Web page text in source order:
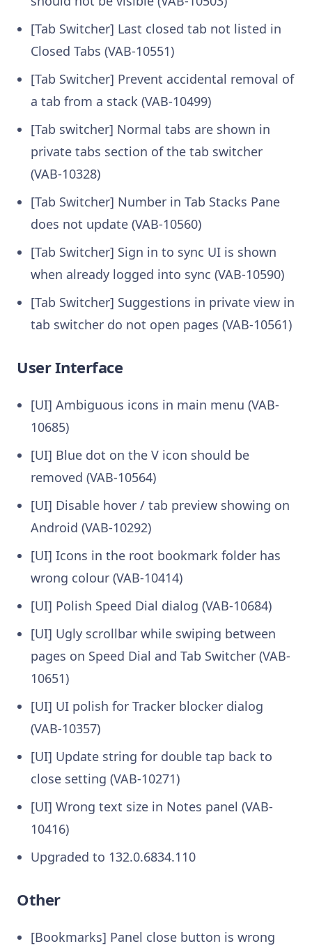
[Tab Switcher] Last closed tab not listed in
Closed Tabs (VAB-10551)
[Tab Switcher] Prevent accidental removal of
a tab from a stack (VAB-10499)
[Tab switcher] Normal tabs are shown in
private tabs section of the tab switcher
(VAB-10328)
[Tab Switcher] Number in Tab Stacks Pane
does not update (VAB-10560)
[Tab Switcher] Sign in to sync UI is shown
when already logged into sync (VAB-10590)
[Tab Switcher] Suggestions in private view in
tab switcher do not open pages (VAB-10561)
User Interface
[UI] Ambiguous icons in main menu (VAB-
10685)
[UI] Blue dot on the V icon should be
removed (VAB-10564)
[UI] Disable hover / tab preview showing on
Android (VAB-10292)
[UI] Icons in the root bookmark folder has
wrong colour (VAB-10414)
[UI] Polish Speed Dial dialog (VAB-10684)
[UI] Ugly scrollbar while swiping between
pages on Speed Dial and Tab Switcher (VAB-
10651)
[UI] UI polish for Tracker blocker dialog
(VAB-10357)
[UI] Update string for double tap back to
close setting (VAB-10271)
[UI] Wrong text size in Notes panel (VAB-
10416)
Upgraded to 132.0.6834.110
Other
[Bookmarks] Panel close button is wrong